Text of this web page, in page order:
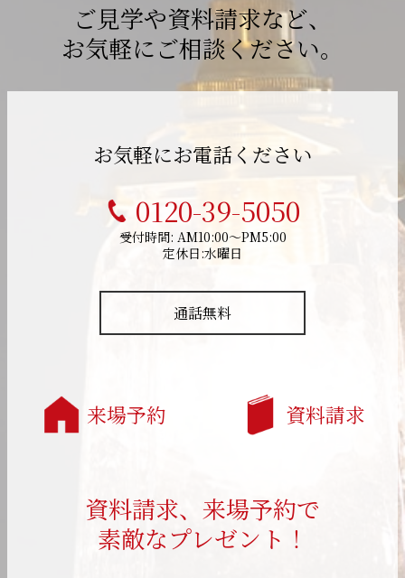
ご見学や資料請求など、
お気軽にご相談ください。
お気軽にお電話ください
0120-39-5050
受付時間: AM10:00～PM5:00
定休日:水曜日
通話無料
来場予約 資料請求
資料請求、来場予約で
素敵なプレゼント！